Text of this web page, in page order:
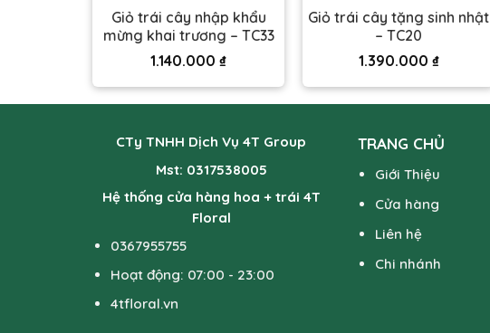
Giỏ trái cây nhập khẩu
mừng khai trương – TC33
1.140.000 ₫
Giỏ trái cây tặng sinh nhật
– TC20
1.390.000 ₫
CTy TNHH Dịch Vụ 4T Group
Mst: 0317538005
Hệ thống cửa hàng hoa + trái 4T
Floral
0367955755
Hoạt động: 07:00 - 23:00
4tfloral.vn
TRANG CHỦ
Giới Thiệu
Cửa hàng
Liên hệ
Chi nhánh